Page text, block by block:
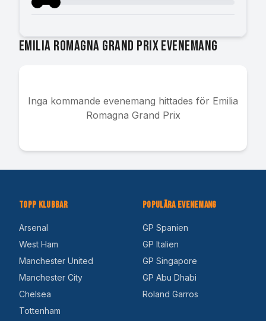
Emilia Romagna Grand Prix evenemang
Inga kommande evenemang hittades för Emilia
Romagna Grand Prix
Topp Klubbar
Arsenal
West Ham
Manchester United
Manchester City
Chelsea
Tottenham
Populära Evenemang
GP Spanien
GP Italien
GP Singapore
GP Abu Dhabi
Roland Garros